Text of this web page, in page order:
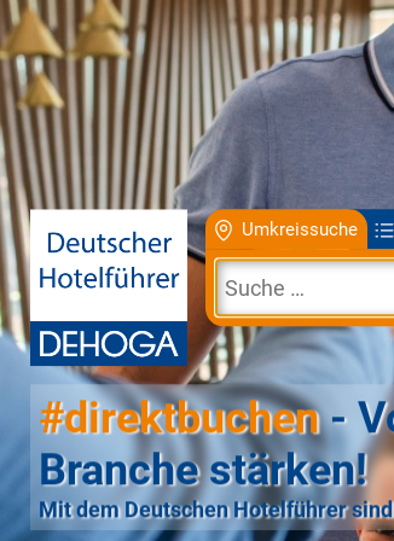
Umkreissuche
#direktbuchen-
Branche stärken!
Mit dem Deutschen Hotelführer